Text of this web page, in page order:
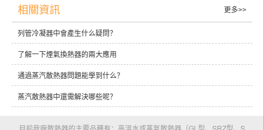
相關資訊 更多>>
列管冷凝器中會產生什么疑問？
了解一下煙氣換熱器的兩大應用
通過蒸汽散熱器問題能學到什么？
蒸汽散熱器中還需解決哪些呢？
目前我廠散熱器的主要品種有：高溫水或蒸氣散熱器（GL型、SRZ型、S